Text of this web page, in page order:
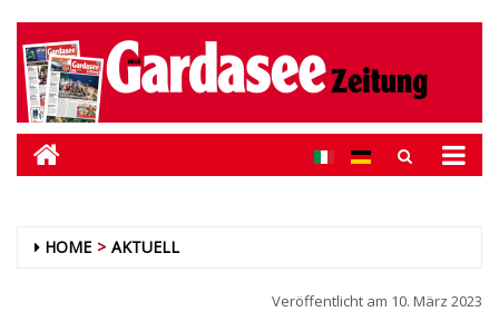
HOME AKTUELL
Veröffentlicht am 10. März 2023